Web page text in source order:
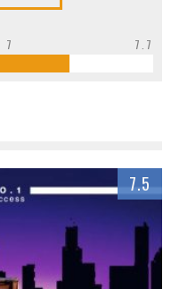
7 7.7
7.5